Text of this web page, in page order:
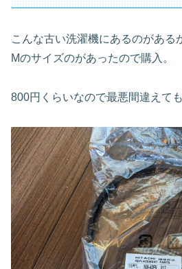
こんな古い洗濯機にあるのがある
Mのサイズのがあったので購入。
800円くらいなので最悪間違えて